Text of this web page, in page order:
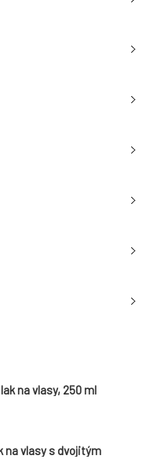
na vlasy, 250 ml
na vlasy s dvojitým